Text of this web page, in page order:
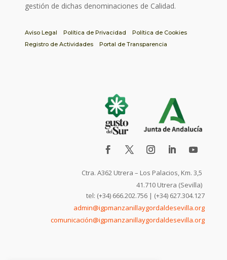
gestión de dichas denominaciones de Calidad.
Aviso Legal Política de Privacidad
Política de Cookies
Registro de Actividades
Portal de Transparencia
Ctra. A362 Utrera – Los Palacios, Km. 3,5
41.710 Utrera (Sevilla)
tel: (+34) 666.202.756 | (+34) 627.304.127
admin@igpmanzanillaygordaldesevilla.org
comunicación@igpmanzanillaygordaldesevilla.org